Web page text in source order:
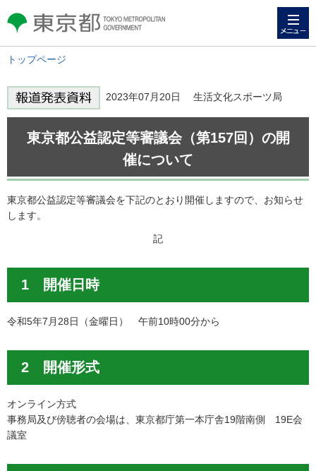
東京都 TOKYO METROPOLITAN
GOVERNMENT
トップページ
2023年07月20日 生活文化スポーツ局
東京都公益認定等審議会（第157回）の開
催について
東京都公益認定等審議会を下記のとおり開催しますので、お知らせ
します。
記
1 開催日時
令和5年7月28日（金曜日） 午前10時00分から
2 開催形式
オンライン方式
事務局及び傍聴者の会場は、東京都庁第一本庁舎19階南側 19E会
議室